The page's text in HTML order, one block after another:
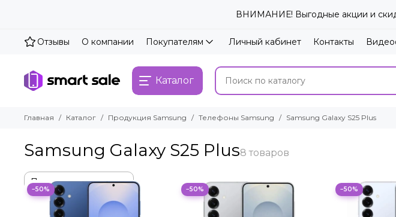
ВНИМАНИЕ! Выгодные акции и
Отзывы О компании Покупателям Личный кабинет Контакты
Каталог
Главная Каталог Продукция Samsung Телефоны Samsung Samsung Galaxy S25 Plus
Samsung Galaxy S25 Plus
−50% −50% −50%